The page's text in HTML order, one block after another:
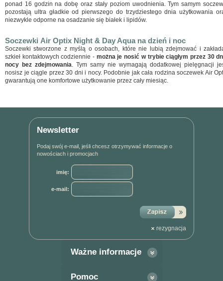
ponad 16 godzin na dobę oraz stały poziom uwodnienia. Tym samym
pozostają ultra gładkie od pierwszego do trzydziestego dnia użytkowania
niezwykle odporne na osadzanie się białek i lipidów.
Soczewki Air Optix Night & Day Aqua na dzień i noc
Soczewki stworzone z myślą o osobach, które nie lubią zdejmować i
szkieł kontaktowych codziennie - można je nosić w trybie ciągłym przez 30
nocy bez zdejmowania. Tym samy nie wymagają dodatkowej pielęgnacji
nosisz je ciągle przez 30 dni i nocy. Podobnie jak cała rodzina soczewek Air
gwarantują one komfortowe użytkowanie przez cały miesiąc.
Newsletter
Podaj swój e-mail, jeśli chcesz otrzymywać informacje o
nowościach i promocjach
imię:
e-mail:
rezygnacja
Ważne informacje
Pomoc